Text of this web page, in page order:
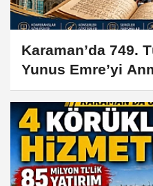
Karaman’da 749.
Yunus Emre’yi
Başlıyor